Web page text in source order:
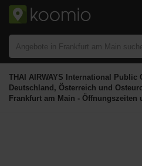
THAI AIRWAYS International
Deutschland, Österreich und
Frankfurt am Main - Öffnungszeiten